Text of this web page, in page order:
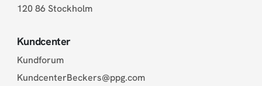
120 86 Stockholm
Kundcenter
Kundforum
KundcenterBeckers@ppg.com